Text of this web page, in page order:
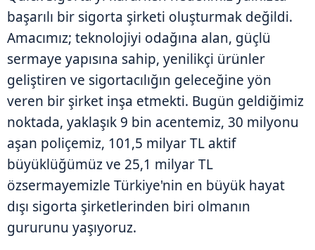
başarılı bir sigorta şirketi oluşturmak değildi.
Amacımız; teknolojiyi odağına alan, güçlü
sermaye yapısına sahip, yenilikçi ürünler
geliştiren ve sigortacılığın geleceğine yön
veren bir şirket inşa etmekti. Bugün geldiğimiz
noktada, yaklaşık 9 bin acentemiz, 30 milyonu
aşan poliçemiz, 101,5 milyar TL aktif
büyüklüğümüz ve 25,1 milyar TL
özsermayemizle Türkiye'nin en büyük hayat
dışı sigorta şirketlerinden biri olmanın
gururunu yaşıyoruz.